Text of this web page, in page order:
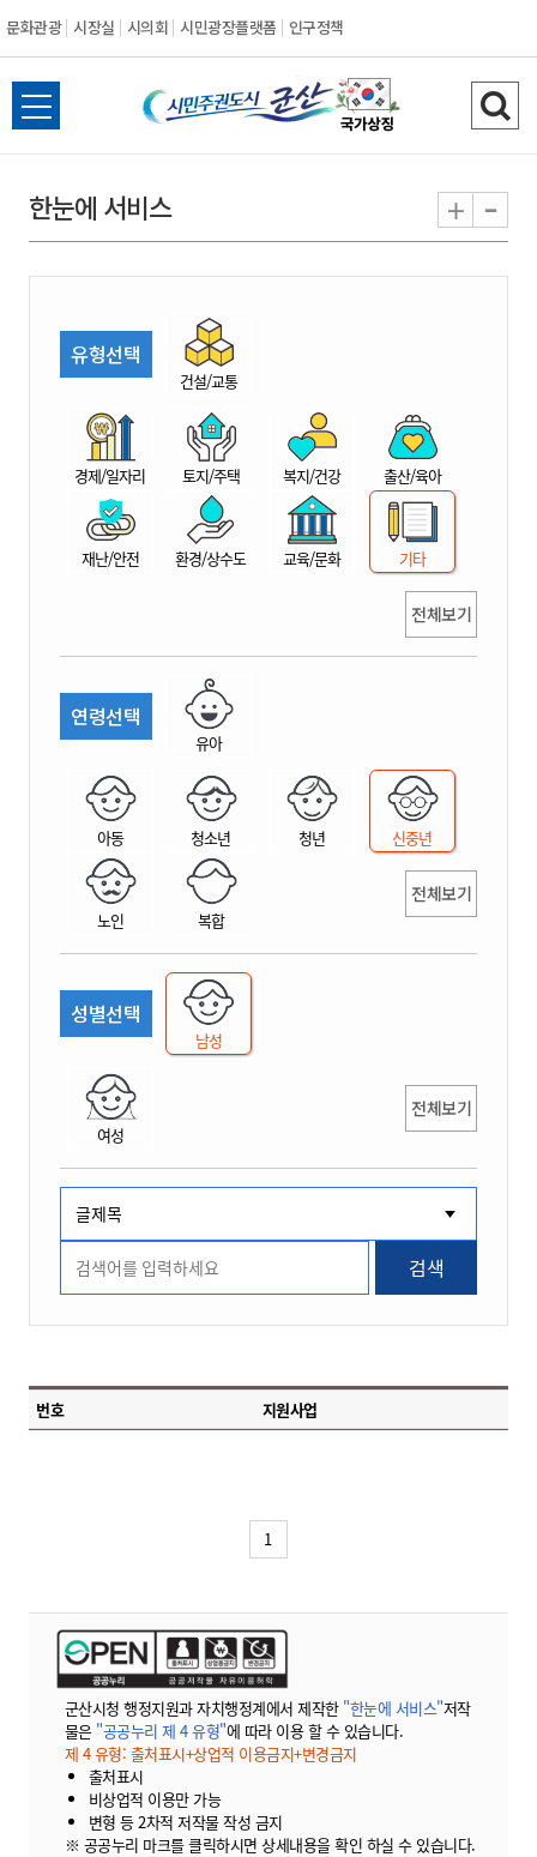
문화관광 시장실 시의회 시민광장플랫폼 인구정책
시
민
권
시
산
전
체
뉴
열
검
색
기
한눈에 서비스 + -
유형선택
건설/교통
경제/일자리 토지/주택 복지/건강 출산/육아
재난/안전 환경/상수도 교육/문화 기타
전체보기
연령선택
유아
아동 청소년 청년 신중년
노인 복합
전체보기
성별선택
남성
여성
전체보기
검색
번호 지원사업
1
군산시청 행정지원과 자치행정계에서 제작한 "한눈에 서비스"저작
물은 "공공누리 제 4 유형"에 따라 이용 할 수 있습니다.
제 4 유형: 출처표시+상업적 이용금지+변경금지
출처표시
비상업적 이용만 가능
변형 등 2차적 저작물 작성 금지
※ 공공누리 마크를 클릭하시면 상세내용을 확인 하실 수 있습니다.